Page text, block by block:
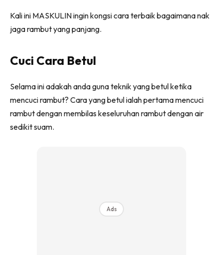
Kali ini MASKULIN ingin kongsi cara terbaik bagaimana nak
jaga rambut yang panjang.
Cuci Cara Betul
Selama ini adakah anda guna teknik yang betul ketika
mencuci rambut? Cara yang betul ialah pertama mencuci
rambut dengan membilas keseluruhan rambut dengan air
sedikit suam.
Ads